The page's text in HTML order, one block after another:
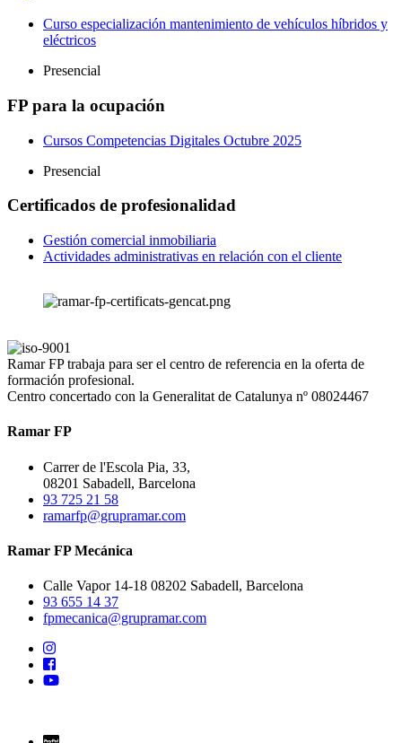
Curso especialización mantenimiento de vehículos híbridos y
eléctricos
Presencial
FP para la ocupación
Cursos Competencias Digitales Octubre 2025
Presencial
Certificados de profesionalidad
Gestión comercial inmobiliaria
Actividades administrativas en relación con el cliente
Ramar FP trabaja para ser el centro de referencia en la oferta de
formación profesional.
Centro concertado con la Generalitat de Catalunya nº 08024467
Ramar FP
Carrer de l'Escola Pia, 33,
08201 Sabadell, Barcelona
93 725 21 58
ramarfp@grupramar.com
Ramar FP Mecánica
Calle Vapor 14-18 08202 Sabadell, Barcelona
93 655 14 37
fpmecanica@grupramar.com